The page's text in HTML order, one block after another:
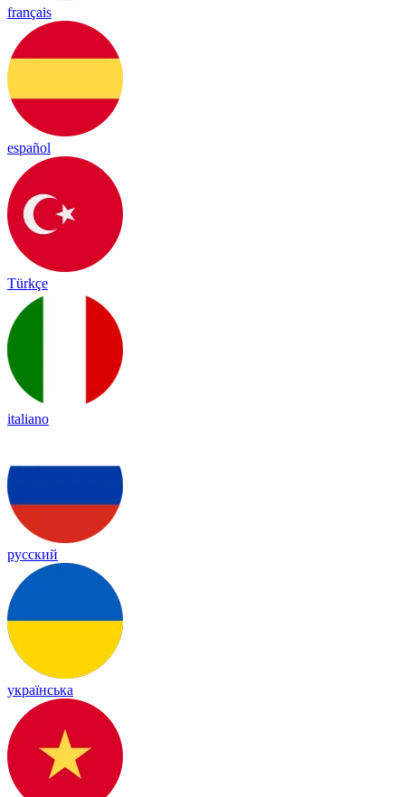
français
español
Türkçe
italiano
русский
українська